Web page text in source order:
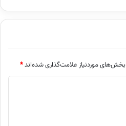
بخش‌های موردنیاز علامت‌گذاری شده‌اند*